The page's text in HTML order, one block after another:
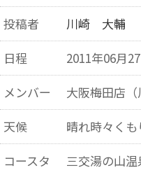
投稿者
川崎 大輔
日程
2011年06月
メンバー
大阪梅田店
天候
晴れ時々くも
コースタ
三交湯の山温